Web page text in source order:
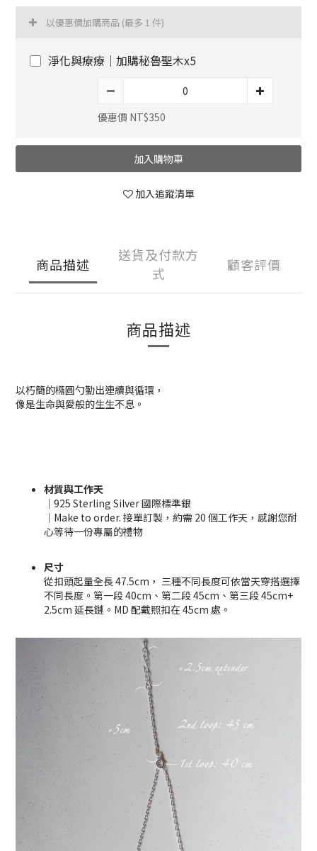
以優惠價加購商品 (最多 1 件)
淨化與療療｜加購秘魯聖木x5
優惠價 NT$350
加入購物車
加入追蹤清單
商品描述
送貨及付款方
式
顧客評價
商品描述
以朽簡的橢圓勺勤出連續與循環，
像是生命與愛般的生生不息。
材質與工作天
｜925 Sterling Silver 國際標準銀
｜Make to order. 接單訂製，約需 20 個工作天，感謝您耐
心等待一份專屬的禮物
尺寸
從扣頭起量全長 47.5cm， 三種不同長度可依當天穿搭選擇
不同長度。第一段 40cm、第二段 45cm、 第三段 45cm+
2.5cm 延長鏈 。MD 配戴照扣在 45cm 處。